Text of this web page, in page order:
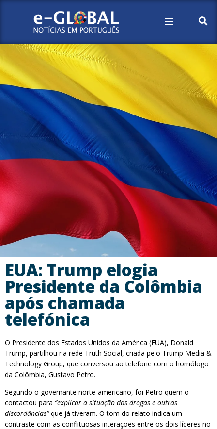
EUA: Trump elogia
Presidente da Colômbia
após chamada
telefónica
O Presidente dos Estados Unidos da América (EUA), Donald
Trump, partilhou na rede Truth Social, criada pelo Trump Media &
Technology Group, que conversou ao telefone com o homólogo
da Colômbia, Gustavo Petro.
Segundo o governante norte-americano, foi Petro quem o
contactou para “explicar a situação das drogas e outras
discordâncias”que já tiveram. O tom do relato indica um
contraste com as conflituosas interações entre os dois líderes no